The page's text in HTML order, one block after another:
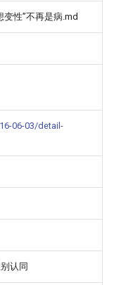
变性”不再是病.md
06-03/detail-
认同